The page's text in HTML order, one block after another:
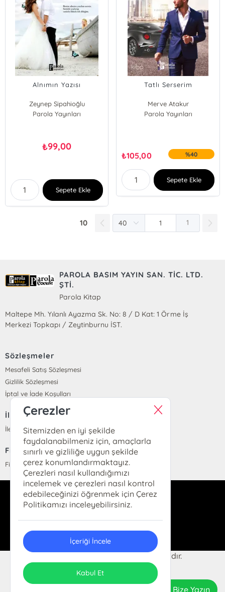
Alnımın Yazısı
Zeynep Sipahioğlu
Parola Yayınları
₺99,00
Sepete Ekle
Tatlı Serserim
Merve Atakur
Parola Yayınları
₺105,00 %40
Sepete Ekle
10 1
PAROLA BASIM YAYIN SAN. TİC. LTD.
ŞTİ.
Parola Kitap
Maltepe Mh. Yılanlı Ayazma Sk. No: 8 / D Kat: 1 Örme İş
Merkezi Topkapı / Zeytinburnu İST.
Sözleşmeler
Mesafeli Satış Sözleşmesi
Gizlilik Sözleşmesi
İptal ve İade Koşulları
İletişim
İletişim
Fiyat Listesi
Fiyat Listesi
info@parolakitap.com
2024 Parola Kitap. Her hakkı saklıdır.
Tasarım & Uygulama
Bize Yazın
Çerezler
Sitemizden en iyi şekilde
faydalanabilmeniz için, amaçlarla
sınırlı ve gizliliğe uygun şekilde
çerez konumlandırmaktayız.
Çerezleri nasıl kullandığımızı
incelemek ve çerezleri nasıl kontrol
edebileceğinizi öğrenmek için Çerez
Politikamızı inceleyebilirsiniz.
İçeriği İncele
Kabul Et